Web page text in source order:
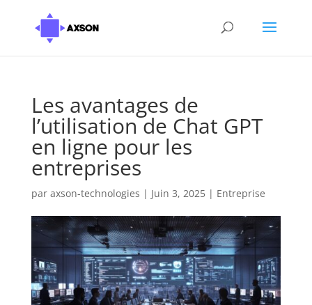
Les avantages de
l’utilisation de Chat GPT
en ligne pour les
entreprises
par axson-technologies | Juin 3, 2025| Entreprise